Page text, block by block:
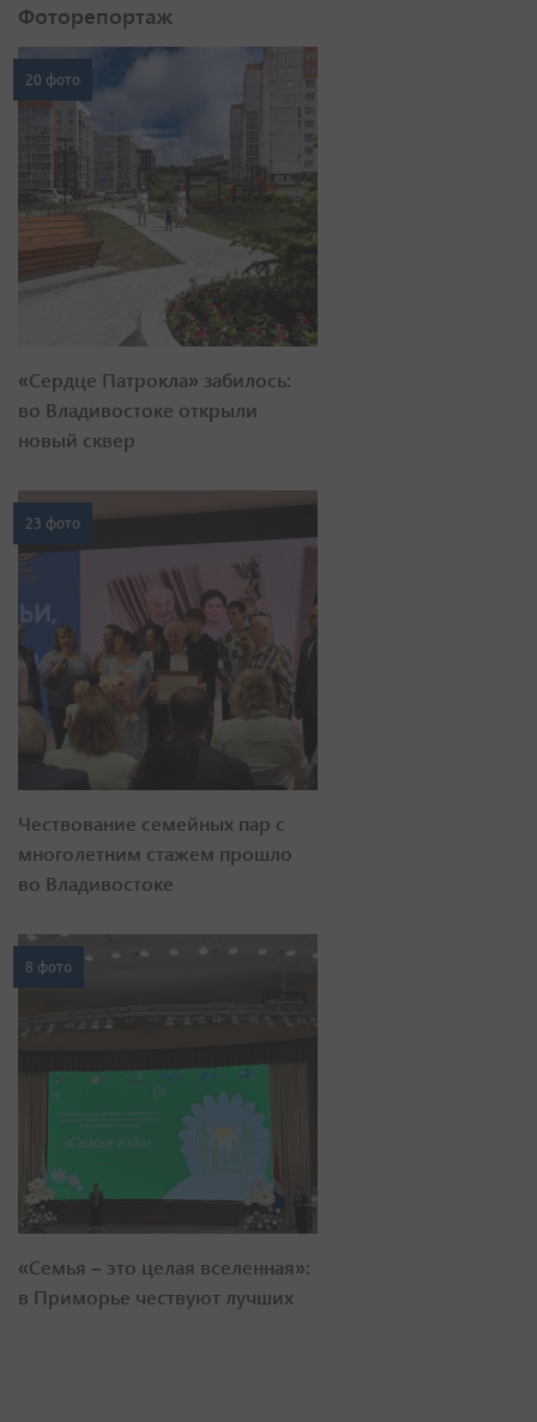
Фоторепортаж
20 фото
«Сердце Патрокла» забилось:
во Владивостоке открыли
новый сквер
23 фото
Чествование семейных пар с
многолетним стажем прошло
во Владивостоке
8 фото
«Семья – это целая вселенная»:
в Приморье чествуют лучших